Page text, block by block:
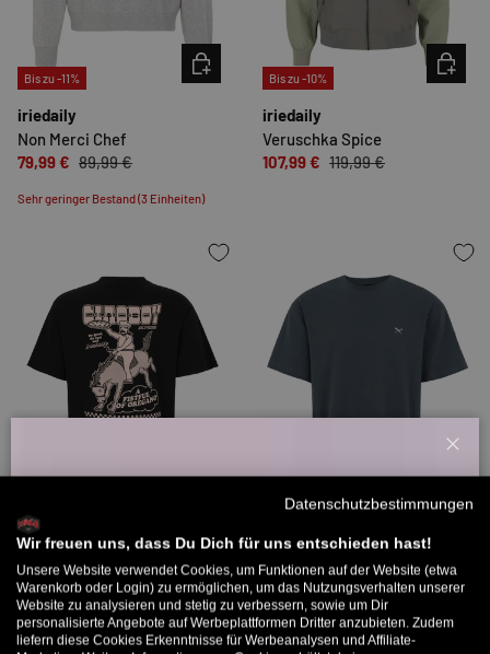
Bis zu -11%
iriedaily
Non Merci Chef
79,99 € 89,99 €
Sehr geringer Bestand (3 Einheiten)
OPTIONEN AUSWÄHLEN
Bis zu -10%
iriedaily
Veruschka Spice
107,99 € 119,99 €
Bis zu -25%
iriedaily
Ciaoboy
29,99 € 39,99 €
OPTIONEN AUSWÄHLEN
iriedaily
Mini Flag Relaxed
34,99 €
Willkommensbonus
Willkommens-Rabattcode direkt per Mail zugeschickt.
Bis zu 11% Rabatt auf deine erste Bestellung. Aufgepasst: Du
kannst nur 1x wählen! 🤫
5% ab €80 9% ab €100 11% ab €150 🔥
Datenschutzbestimmungen
Wir freuen uns, dass Du Dich für uns entschieden hast!
Unsere Website verwendet Cookies, um Funktionen auf der Website (etwa
Warenkorb oder Login) zu ermöglichen, um das Nutzungsverhalten unserer
Website zu analysieren und stetig zu verbessern, sowie um Dir
personalisierte Angebote auf Werbeplattformen Dritter anzubieten. Zudem
liefern diese Cookies Erkenntnisse für Werbeanalysen und Affiliate-